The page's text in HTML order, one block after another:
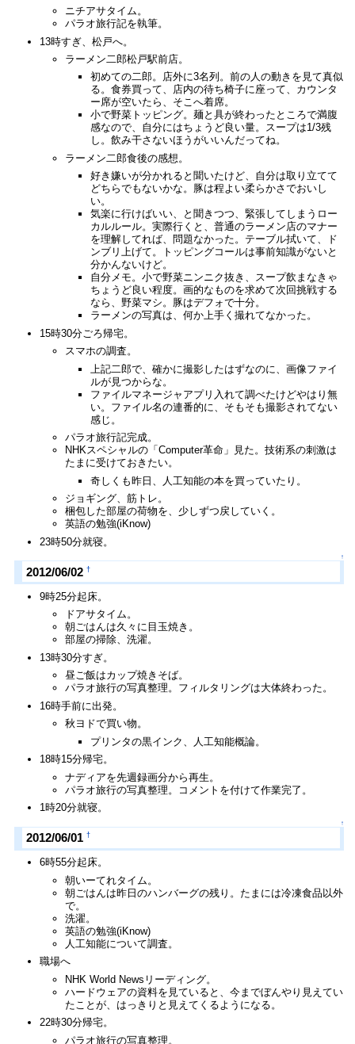
ニチアサタイム。
パラオ旅行記を執筆。
13時すぎ、松戸へ。
ラーメン二郎松戸駅前店。
初めての二郎。店外に3名列。前の人の動きを見て真似
る。食券買って、店内の待ち椅子に座って、カウンタ
ー席が空いたら、そこへ着席。
小で野菜トッピング。麺と具が終わったところで満腹
感なので、自分にはちょうど良い量。スープは1/3残
し。飲み干さないほうがいいんだってね。
ラーメン二郎食後の感想。
好き嫌いが分かれると聞いたけど、自分は取り立てて
どちらでもないかな。豚は程よい柔らかさでおいし
い。
気楽に行けばいい、と聞きつつ、緊張してしまうロー
カルルール。実際行くと、普通のラーメン店のマナー
を理解してれば、問題なかった。テーブル拭いて、ド
ンブリ上げて。トッピングコールは事前知識がないと
分かんないけど。
自分メモ。小で野菜ニンニク抜き、スープ飲まなきゃ
ちょうど良い程度。画的なものを求めて次回挑戦する
なら、野菜マシ。豚はデフォで十分。
ラーメンの写真は、何か上手く撮れてなかった。
15時30分ごろ帰宅。
スマホの調査。
上記二郎で、確かに撮影したはずなのに、画像ファイ
ルが見つからな。
ファイルマネージャアプリ入れて調べたけどやはり無
い。ファイル名の連番的に、そもそも撮影されてない
感じ。
パラオ旅行記完成。
NHKスペシャルの「Computer革命」見た。技術系の刺激は
たまに受けておきたい。
奇しくも昨日、人工知能の本を買っていたり。
ジョギング、筋トレ。
梱包した部屋の荷物を、少しずつ戻していく。
英語の勉強(iKnow)
23時50分就寝。
↑
2012/06/02 †
9時25分起床。
ドアサタイム。
朝ごはんは久々に目玉焼き。
部屋の掃除、洗濯。
13時30分すぎ。
昼ご飯はカップ焼きそば。
パラオ旅行の写真整理。フィルタリングは大体終わった。
16時手前に出発。
秋ヨドで買い物。
プリンタの黒インク、人工知能概論。
18時15分帰宅。
ナディアを先週録画分から再生。
パラオ旅行の写真整理。コメントを付けて作業完了。
1時20分就寝。
↑
2012/06/01 †
6時55分起床。
朝いーてれタイム。
朝ごはんは昨日のハンバーグの残り。たまには冷凍食品以外
で。
洗濯。
英語の勉強(iKnow)
人工知能について調査。
職場へ
NHK World Newsリーディング。
ハードウェアの資料を見ていると、今までぼんやり見えてい
たことが、はっきりと見えてくるようになる。
22時30分帰宅。
パラオ旅行の写真整理。